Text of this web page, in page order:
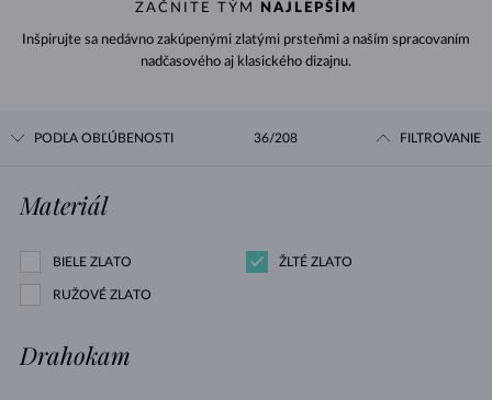
ZAČNITE TÝM NAJLEPŠÍM
Inšpirujte sa nedávno zakúpenými zlatými prsteňmi a naším spracovaním
nadčasového aj klasického dizajnu.
PODĽA OBĽÚBENOSTI 36/208 FILTROVANIE
Materiál
BIELE ZLATO ŽLTÉ ZLATO
RUŽOVÉ ZLATO
Drahokam